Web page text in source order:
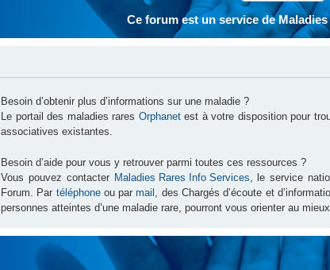
Ce forum est un service de
Besoin d’obtenir plus d’informations sur une maladie ?
Le portail des maladies rares Orphanetest à votre disposition pour
associatives existantes.
Besoin d’aide pour vous y retrouver parmi toutes ces ressources ?
Vous pouvez contacter Maladies Rares Info Services, le service
Forum. Par téléphoneou parmail , des Chargés d’écoute et
personnes atteintes d’une maladie rare, pourront vous orienter au